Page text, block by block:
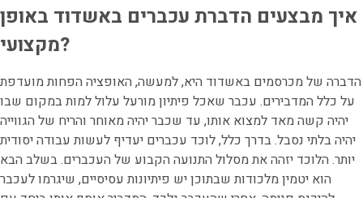
איך מבצעים הדברת עכברים באשדוד באופן
מקצועי?
הדברה של מכרסמים באשדוד היא, למעשה, האופציה הפחות מועדפת
על כלל המדבירים. עכבר שאכל פיתיון מורעל עלול למות במקום שבו
יהיה קשה מאד למצוא אותו, עד שכבר יהיה מאוחר והריח של הגווייה
יהיה בלתי נסבל. בדרך כלל, לוכד עכברים יעדיף לעשות עבודה יסודית
יותר. הלוכד יזהה את מסלול התנועה הקבוע של העכברים. בשלב הבא
הוא יטמין מלכודות שבתוכן יש פיתיונות עסיסיים, שיגרמו לעכבר